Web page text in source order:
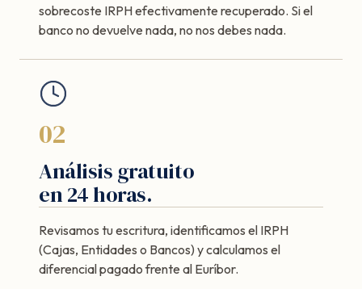
sobrecoste IRPH efectivamente recuperado. Si el
banco no devuelve nada, no nos debes nada.
02
Análisis gratuito
en 24 horas.
Revisamos tu escritura, identificamos el IRPH
(Cajas, Entidades o Bancos) y calculamos el
diferencial pagado frente al Euríbor.